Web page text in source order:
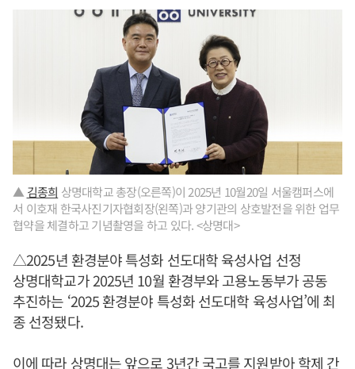
▲ 김종희 상명대학교 총장(오른쪽)이 2025년 10월20일 서울캠퍼스에
서 이호재 한국사진기자협회장(왼쪽)과 양기관의 상호발전을 위한 업무
협약을 체결하고 기념촬영을 하고 있다. <상명대>
△2025년 환경분야 특성화 선도대학 육성사업 선정
상명대학교가 2025년 10월 환경부와 고용노동부가 공동
추진하는 ‘2025 환경분야 특성화 선도대학 육성사업’에 최
종 선정됐다.
이에 따라 상명대는 앞으로 3년간 국고를 지원받아 학제 간